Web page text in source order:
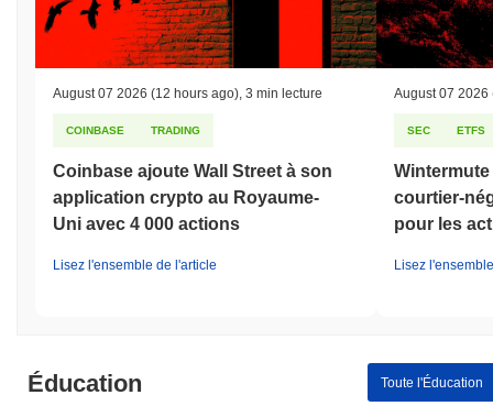
August 07 2026 (12 hours ago), 3 min lecture
COINBASE TRADING
Coinbase ajoute Wall Street à son
application crypto au Royaume-
Uni avec 4 000 actions
Lisez l'ensemble de l'article
August 07 2026
SEC ETFS
courtier-
pour les
Lisez
Éducation Toute l'Éducation